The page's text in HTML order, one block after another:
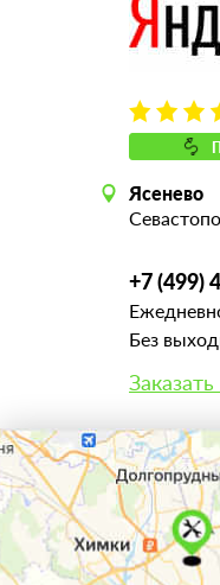
Ясенево
+7 (499)
Без